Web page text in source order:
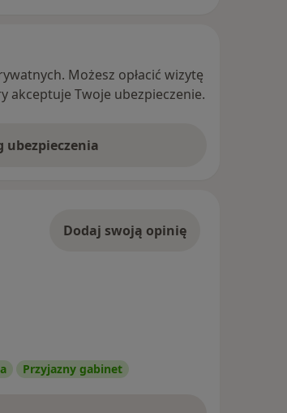
Możesz opłacić wizytę
akceptuje Twoje ubezpieczenie.
ubezpieczenia
Dodaj swoją opinię
Przyjazny gabinet